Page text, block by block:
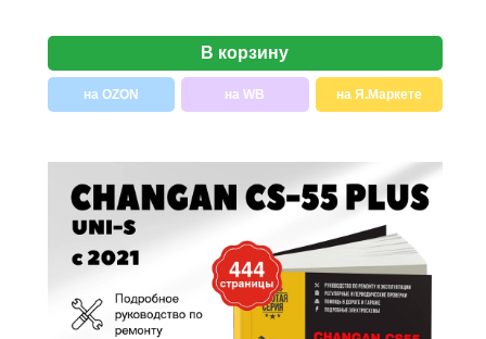
В корзину
на OZON на WB на Я.Маркете